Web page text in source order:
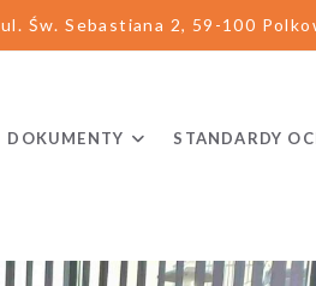
Św. Sebastiana 2, 59-100
DOKUMENTY STANDARDY